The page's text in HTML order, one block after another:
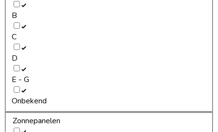
B
C
D
E - G
Onbekend
Zonnepanelen